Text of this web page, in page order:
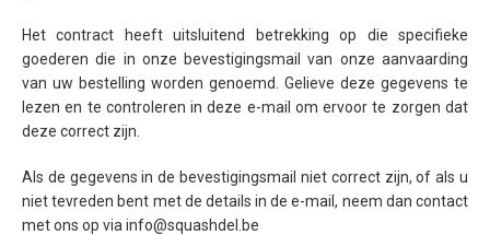
Het contract heeft uitsluitend betrekking op die specifieke
goederen die in onze bevestigingsmail van onze aanvaarding
van uw bestelling worden genoemd. Gelieve deze gegevens te
lezen en te controleren in deze e-mail om ervoor te zorgen dat
deze correct zijn.
Als de gegevens in de bevestigingsmail niet correct zijn, of als u
niet tevreden bent met de details in de e-mail, neem dan contact
met ons op via info@squashdel.be